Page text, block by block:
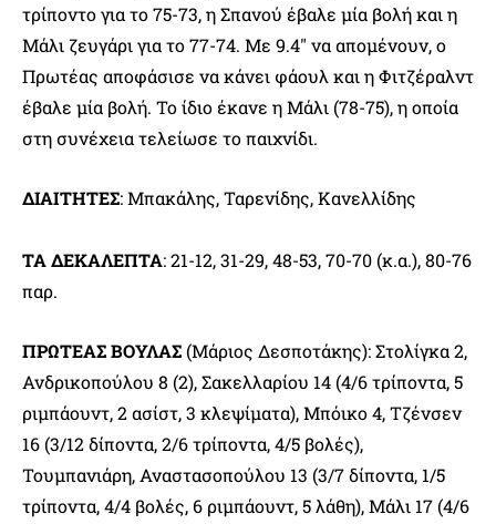
τρίποντο για το 75-73, η Σπανού έβαλε μία βολή και η
Μάλι ζευγάρι για το 77-74. Με 9.4″ να απομένουν, ο
Πρωτέας αποφάσισε να κάνει φάουλ και η Φιτζέραλντ
έβαλε μία βολή. Το ίδιο έκανε η Μάλι (78-75), η οποία
στη συνέχεια τελείωσε το παιχνίδι.
ΔΙΑΙΤΗΤΕΣ: Μπακάλης, Ταρενίδης, Κανελλίδης
ΤΑ ΔΕΚΑΛΕΠΤΑ: 21-12, 31-29, 48-53, 70-70 (κ.α.), 80-76
παρ.
ΠΡΩΤΕΑΣ ΒΟΥΛΑΣ(Μάριος Δεσποτάκης): Στολίγκα 2,
Ανδρικοπούλου 8 (2), Σακελλαρίου 14 (4/6 τρίποντα, 5
ριμπάουντ, 2 ασίστ, 3 κλεψίματα), Μπόικο 4, Τζένσεν
16 (3/12 δίποντα, 2/6 τρίποντα, 4/5 βολές),
Τουμπανιάρη, Αναστασοπούλου 13 (3/7 δίποντα, 1/5
τρίποντα, 4/4 βολές, 6 ριμπάουντ, 5 λάθη), Μάλι 17 (4/6